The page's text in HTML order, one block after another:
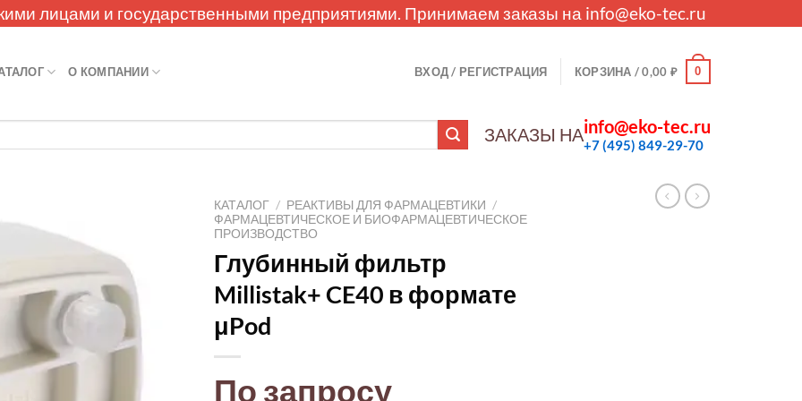
лицами и государственными предприятиями. Принимаем заказы на info@eko-tec.ru
О КОМПАНИИ ВХОД / РЕГИСТРАЦИЯ КОРЗИНА /0,00 ₽ 0
ЗАКАЗЫ НАinfo@eko-tec.ru
+7 (495) 849-29-70
КАТАЛОГ / РЕАКТИВЫ ДЛЯ ФАРМАЦЕВТИКИ /
ФАРМАЦЕВТИЧЕСКОЕ И БИОФАРМАЦЕВТИЧЕСКОЕ
ПРОИЗВОДСТВО
Глубинный фильтр
Millistak+ CE40 в формате
μPod
По запросу